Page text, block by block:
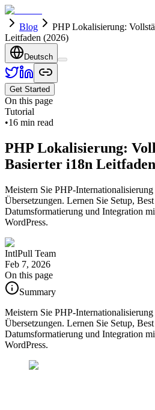
Blog
PHP Lokalisierung:
Leitfaden (2026)
Deutsch
Get Started
On this page
Tutorial
•16 min read
PHP Lokalisierung:
Basierter i18n
Meistern Sie PHP-
Übersetzungen. Lernen Sie Setup,
Datumsformatierung und Integration
WordPress.
IntlPull Team
Feb 7, 2026
On this page
Summary
Meistern Sie PHP-
Übersetzungen. Lernen Sie Setup,
Datumsformatierung und Integration
WordPress.